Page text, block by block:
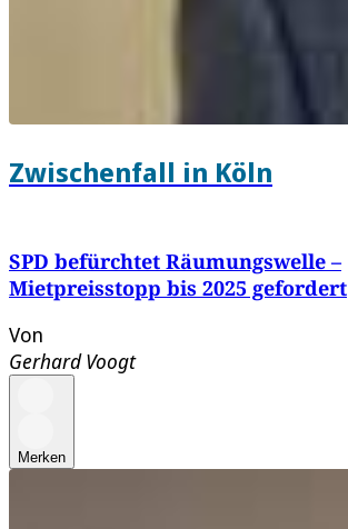
Zwischenfall in Köln
SPD befürchtet Räumungswelle –
Mietpreisstopp bis 2025 gefordert
Von
Gerhard Voogt
Merken